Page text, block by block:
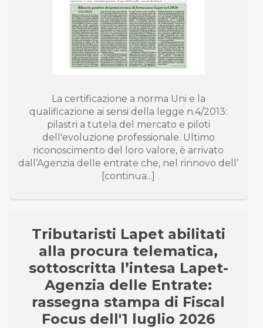
La certificazione a norma Uni e la
qualificazione ai sensi della legge n.4/2013:
pilastri a tutela del mercato e piloti
dell'evoluzione professionale. Ultimo
riconoscimento del loro valore, è arrivato
dall’Agenzia delle entrate che, nel rinnovo dell’
[continua...]
Tributaristi Lapet abilitati
alla procura telematica,
sottoscritta l’intesa Lapet-
Agenzia delle Entrate:
rassegna stampa di Fiscal
Focus dell'1 luglio 2026